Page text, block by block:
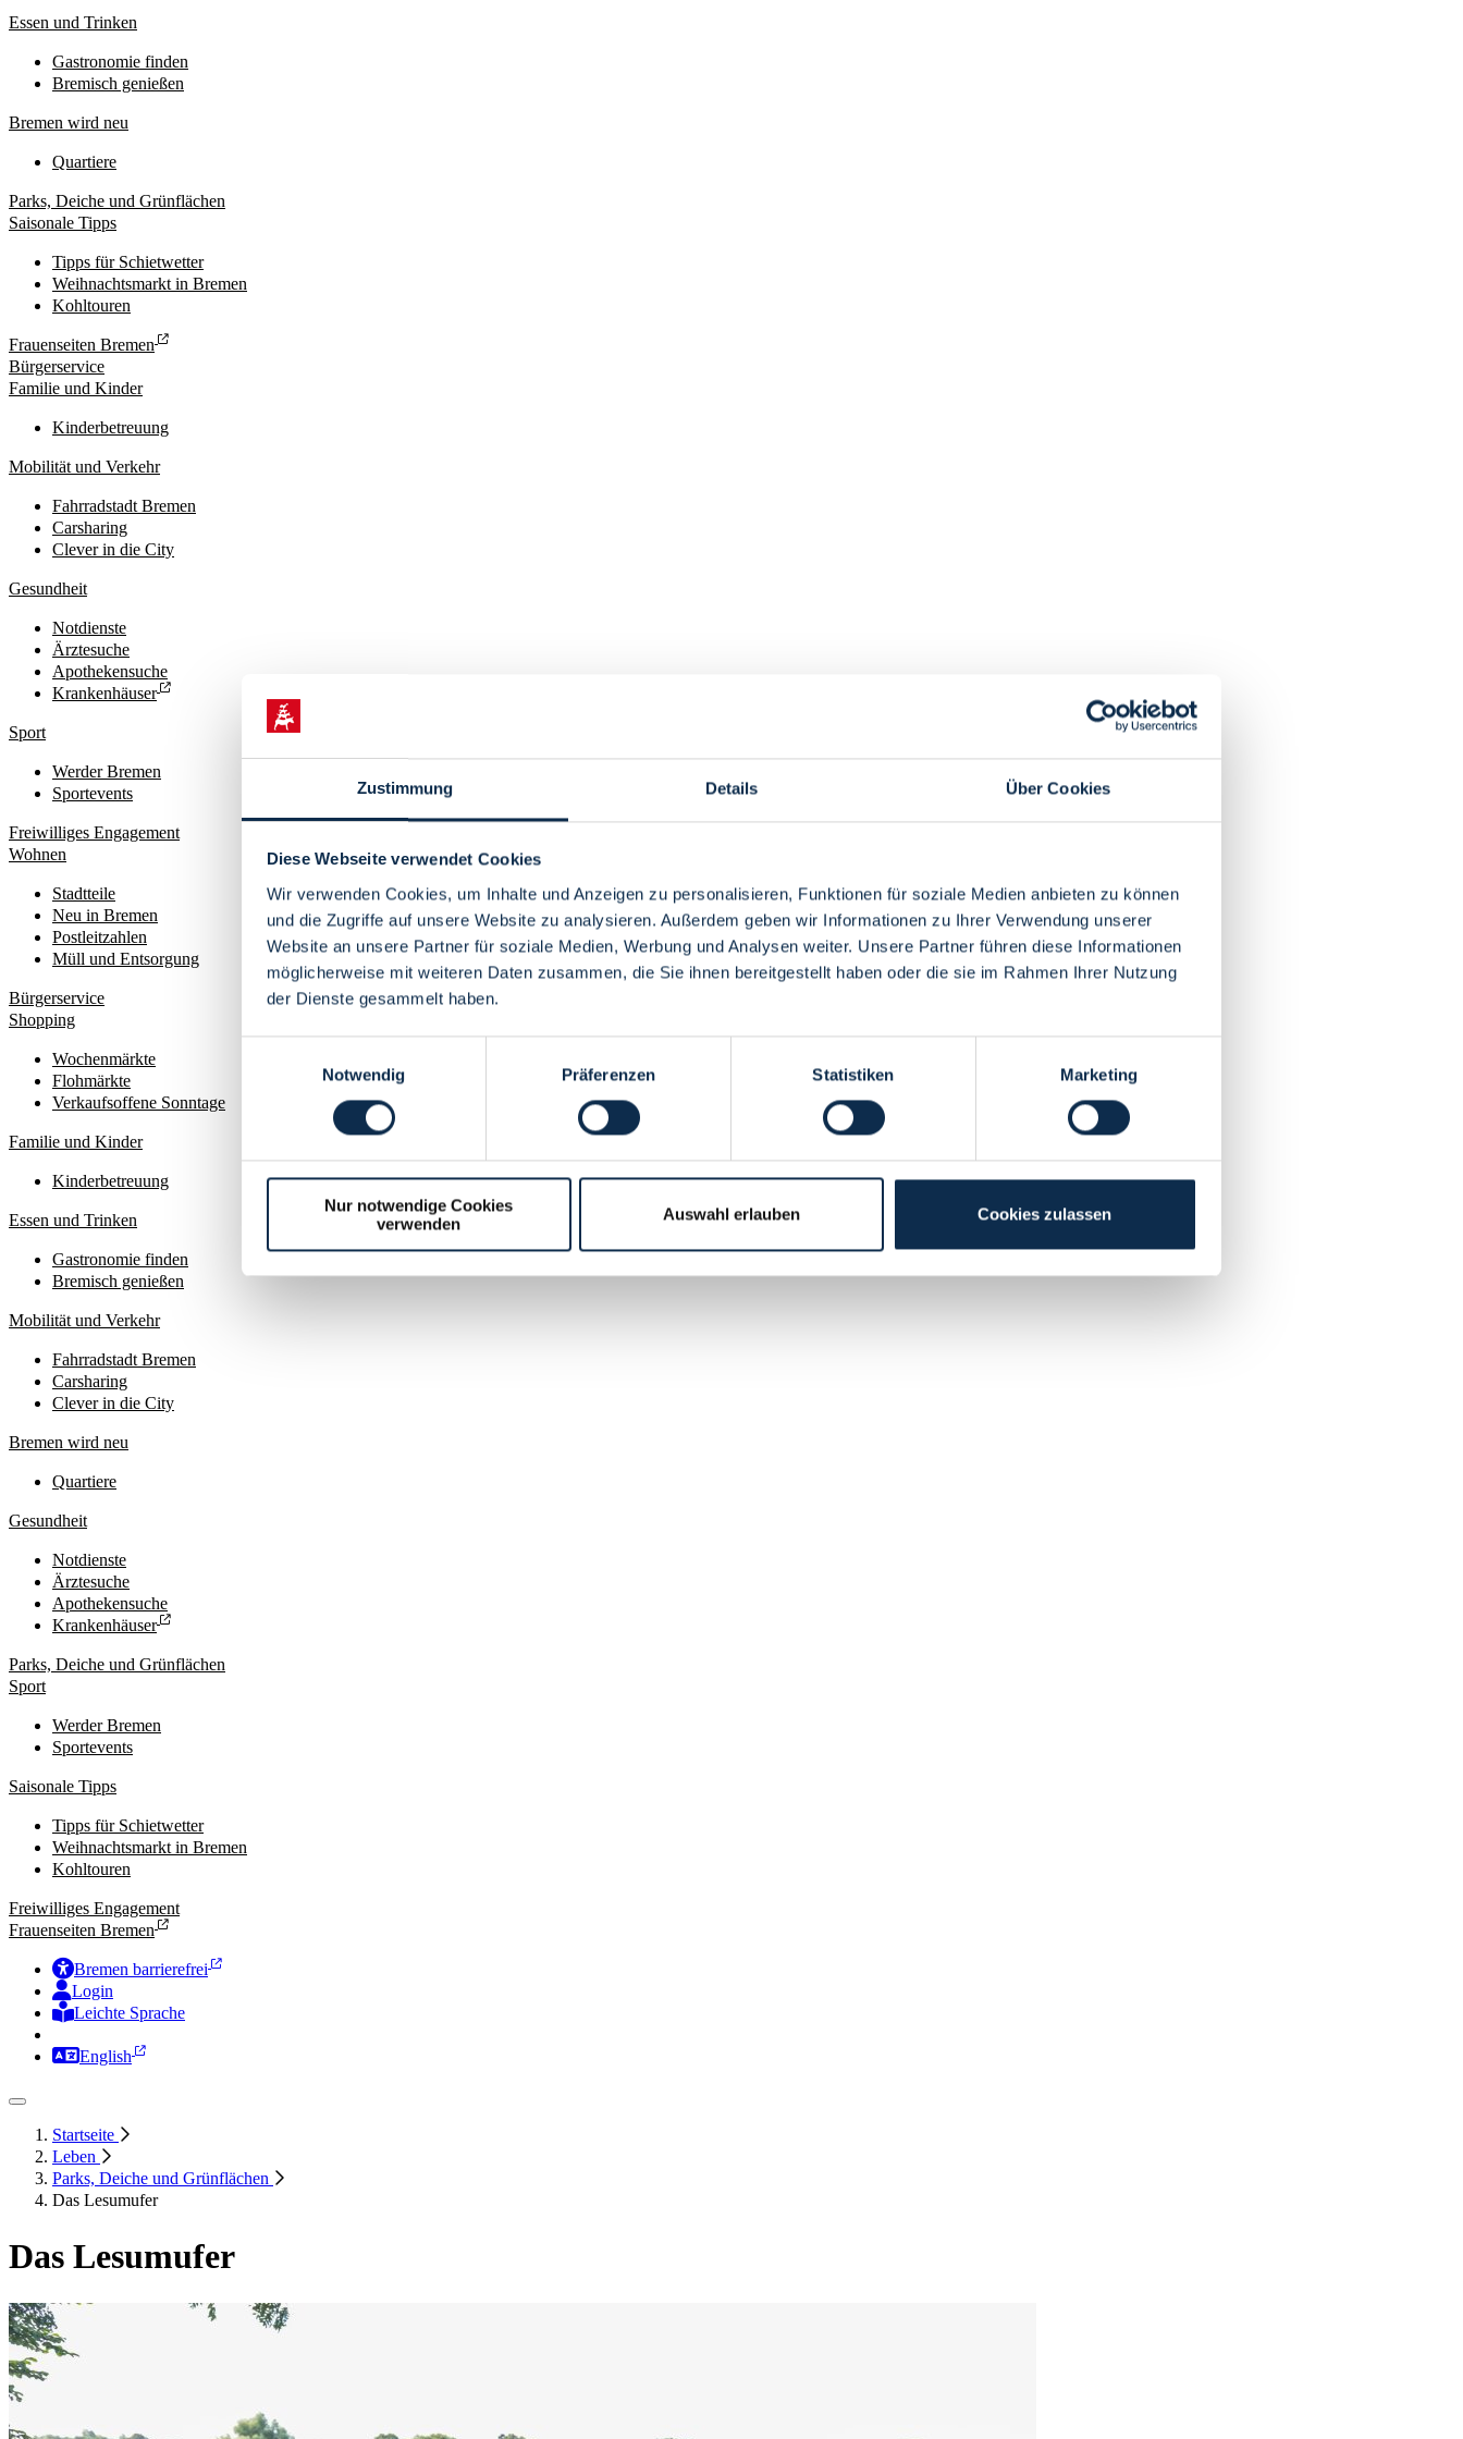
Zustimmung Details Über Cookies
Diese Webseite verwendet Cookies
Wir verwenden Cookies, um Inhalte und Anzeigen zu personalisieren, Funktionen für soziale Medien anbieten zu können
und die Zugriffe auf unsere Website zu analysieren. Außerdem geben wir Informationen zu Ihrer Verwendung unserer
Website an unsere Partner für soziale Medien, Werbung und Analysen weiter. Unsere Partner führen diese Informationen
möglicherweise mit weiteren Daten zusammen, die Sie ihnen bereitgestellt haben oder die sie im Rahmen Ihrer Nutzung
der Dienste gesammelt haben.
Notwendig
Präferenzen Statistiken Marketing
Nur notwendige Cookies
verwenden
Auswahl erlauben Cookies zulassen
Essen und Trinken
Gastronomie finden
Bremisch genießen
Bremen wird neu
Quartiere
Parks, Deiche und Grünflächen
Saisonale Tipps
Tipps für Schietwetter
Weihnachtsmarkt in Bremen
Kohltouren
Frauenseiten Bremen
Bürgerservice
Familie und Kinder
Kinderbetreuung
Mobilität und Verkehr
Fahrradstadt Bremen
Carsharing
Clever in die City
Gesundheit
Notdienste
Ärztesuche
Apothekensuche
Krankenhäuser
Sport
Werder Bremen
Sportevents
Freiwilliges Engagement
Wohnen
Stadtteile
Neu in Bremen
Postleitzahlen
Müll und Entsorgung
Bürgerservice
Shopping
Wochenmärkte
Flohmärkte
Verkaufsoffene Sonntage
Familie und Kinder
Kinderbetreuung
Essen und Trinken
Gastronomie finden
Bremisch genießen
Mobilität und Verkehr
Fahrradstadt Bremen
Carsharing
Clever in die City
Bremen wird neu
Quartiere
Gesundheit
Notdienste
Ärztesuche
Apothekensuche
Krankenhäuser
Parks, Deiche und Grünflächen
Sport
Werder Bremen
Sportevents
Saisonale Tipps
Tipps für Schietwetter
Weihnachtsmarkt in Bremen
Kohltouren
Freiwilliges Engagement
Frauenseiten Bremen
Bremen barrierefrei
Login
Leichte Sprache
English
Startseite
Leben
Parks, Deiche und Grünflächen
Das Lesumufer
Das Lesumufer